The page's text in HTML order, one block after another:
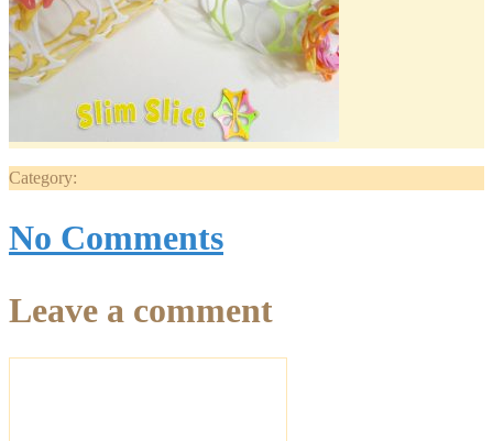
Category:
No Comments
Leave a comment